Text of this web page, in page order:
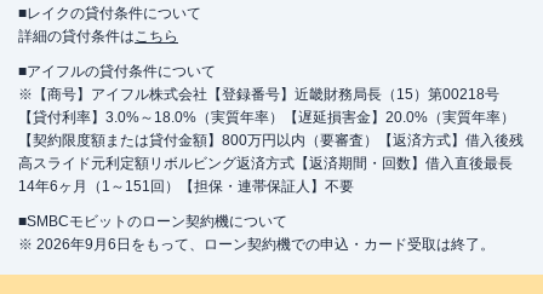
■レイクの貸付条件について
詳細の貸付条件はこちら
■アイフルの貸付条件について
※【商号】アイフル株式会社【登録番号】近畿財務局長（15）第00218号
【貸付利率】3.0%～18.0%（実質年率）【遅延損害金】20.0%（実質年率）
【契約限度額または貸付金額】800万円以内（要審査）【返済方式】借入後残
高スライド元利定額リボルビング返済方式【返済期間・回数】借入直後最長
14年6ヶ月（1～151回）【担保・連帯保証人】不要
■SMBCモビットのローン契約機について
※ 2026年9月6日をもって、ローン契約機での申込・カード受取は終了。